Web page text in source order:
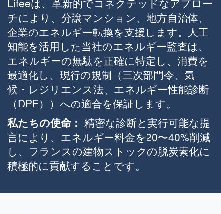
Lifeeは、革新的でコネクテッドなアプロー
チにより、分譲マンション、地方自治体、
企業のエネルギー転換を支援します。人工
知能を活用した当社のエネルギー監査は、
エネルギーの無駄を正確に特定し、消費を
最適化し、現行の規制（三次部門令、気
候・レジリエンス法、エネルギー性能診断
（DPE））への適合を保証します。
私たちの使命： 精密な診断と実行可能な提
言により、エネルギー料金を20〜40%削減
し、フランスの建物ストックの脱炭素化に
積極的に貢献することです。